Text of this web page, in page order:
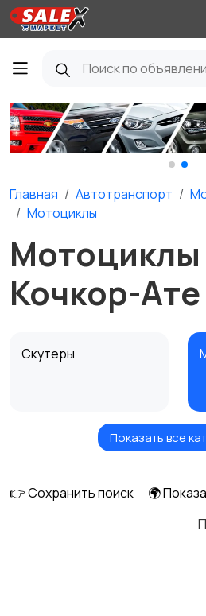
Главная Автотранспорт
Мотоциклы
Мотоциклы
Кочкор-Ате
Скутеры
Показать все
👉 Сохранить поиск
🌍